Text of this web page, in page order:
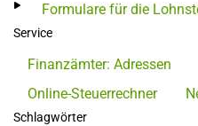
Formulare für die
Service
Finanzämter: Adressen
Online-Steuerrechner
Schlagwörter